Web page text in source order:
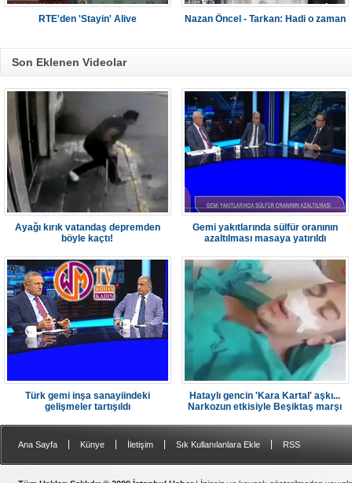
RTE'den 'Stayin' Alive Nazan Öncel - Tarkan: Hadi o zaman
Son Eklenen Videolar
Ayağı kırık vatandaş depremden
böyle kaçtı!
Gemi yakıtlarında sülfür oranının
azaltılması masaya yatırıldı
Türk gemi inşa sanayiindeki
gelişmeler tartışıldı
Hataylı gencin 'Kara Kartal' aşkı...
Narkozun etkisiyle Beşiktaş marşı
Ana Sayfa Künye İletişim Sık Kullanılanlara Ekle RSS